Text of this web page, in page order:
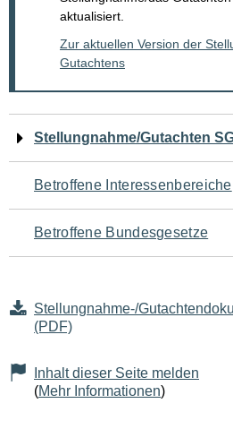
aktualisiert.
Zur aktuellen Version der
Gutachtens
Navigation
für
den
Seiteninhalt
Stellungnahme/Gutachten
Betroffene Interessenbereiche
Betroffene Bundesgesetze
Stellungnahme-/
(PDF)
Inhalt dieser Seite melden
(Mehr Informationen)